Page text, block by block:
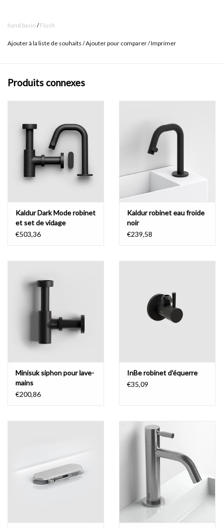
Compact, minimaliste et parfait pour les petites toilettes.
mains de la série Flush de Clou sont conçus spécifiquement pour
les toilettes et entièrement alignés dans sa conception à utiliser
dans des zones de taille limitée.
La forme, la conception, la taille et
conserver le contenu de haute conception.
avec ou sans trou pour robinet
robinet eau froide debout.Mais la conception est encore plus
mieux lorsque combiné avec un robinet mural.Par conséquent, il
est possible de sélectionner une variante avec ou sans un trou
percé comme requis si l'on souhaite utiliser un robinet d'eau froide.
contrôle de la décharge
Un système de vidange Flush spécialement conçu est inclus dans
La bonde de ce vidange peut être réglé plus haut ou plus
bas afin d'optimiser l'écoulement du basin.
hand basin /Flush
Ajouter à la liste de souhaits /Ajouter pour comparer/Imprimer
Produits connexes
Kaldur Dark Mode robinet
et set de vidage
€503,36
Kaldur robinet eau froide
noir
€239,58
Minisuk siphon pour lave-
mains
€200,86
InBe robinet d'équerre
€35,09